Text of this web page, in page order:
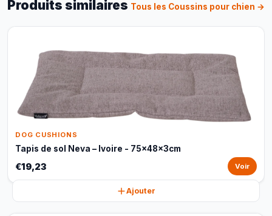
Produits similaires Tous les Coussins pour chien →
DOG CUSHIONS
Tapis de sol Neva – Ivoire - 75x48x3cm
€19,23 Voir
Ajouter